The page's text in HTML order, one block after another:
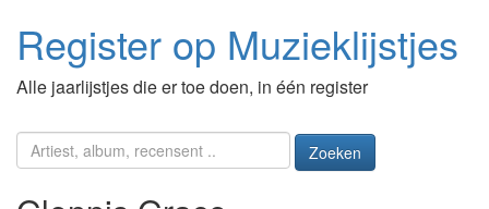
Register op Muzieklijstjes
Alle jaarlijstjes die er toe doen, in één register
Zoeken